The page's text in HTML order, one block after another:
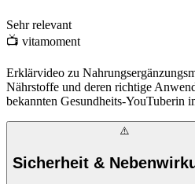
Sehr relevant
📺 vitamoment
Erklärvideo zu
Nährstoffe und deren richtige
bekannten Gesundheits-YouTuberin
⚠️
Sicherheit &